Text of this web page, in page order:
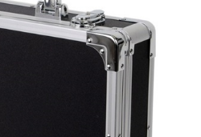
パーカッション
電子ピアノ